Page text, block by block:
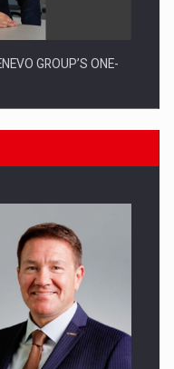
GROUP’S ONE-
TECHNOLOGY FOR